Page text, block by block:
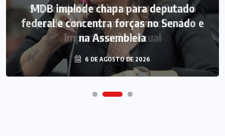
MDB implode chapa para deputado
federal e concentra forças no Senado e
na Assembleia
6 DE AGOSTO DE 2026